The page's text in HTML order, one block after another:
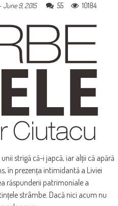
June 9, 2015 55 10184
strigă că-i japcă, iar alții că apără
în prezența intimidantă a Liviei
răspunderii patrimoniale a
strâmbe. Dacă nici acum nu